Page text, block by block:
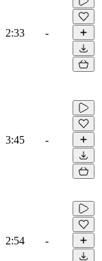
2:33 -
3:45 -
2:54 -